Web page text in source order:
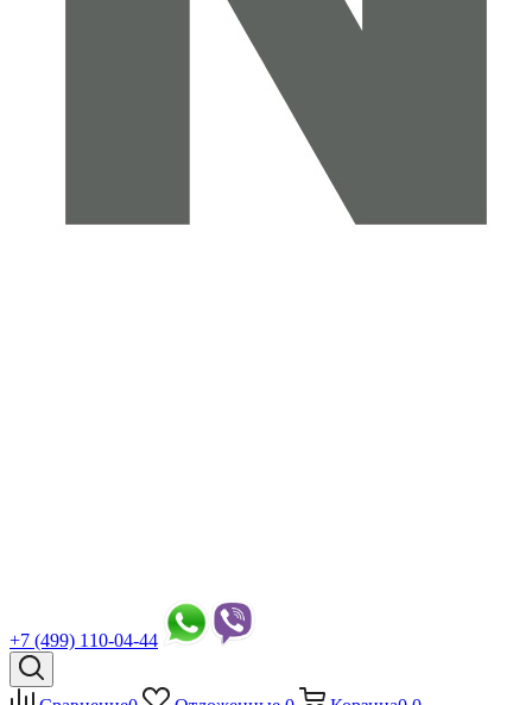
+7 (499) 110-04-44